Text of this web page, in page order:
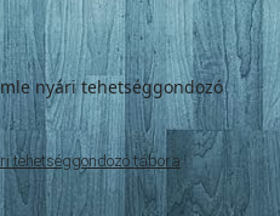
tehetséggondozó tábora